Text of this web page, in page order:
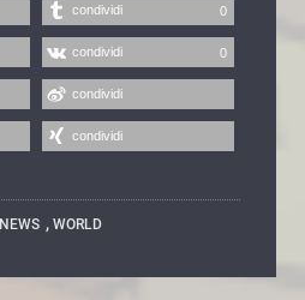
condividi 0
condividi 0
condividi
condividi
NEWS , WORLD